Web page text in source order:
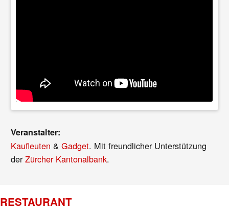
Veranstalter:
Kaufleuten &Gadget. Mit freundlicher Unterstützung
derZürcher Kantonalbank.
RESTAURANT